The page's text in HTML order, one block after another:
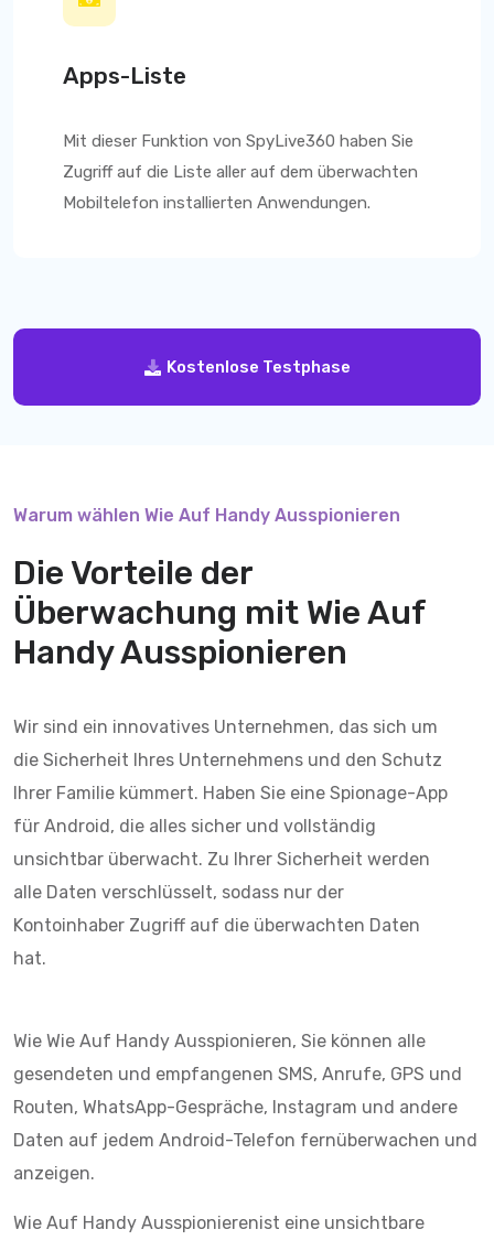
Apps-Liste
Mit dieser Funktion von SpyLive360 haben Sie
Zugriff auf die Liste aller auf dem überwachten
Mobiltelefon installierten Anwendungen.
Kostenlose Testphase
Warum wählen Wie Auf Handy Ausspionieren
Die Vorteile der
Überwachung mit Wie Auf
Handy Ausspionieren
Wir sind ein innovatives Unternehmen, das sich um
die Sicherheit Ihres Unternehmens und den Schutz
Ihrer Familie kümmert. Haben Sie eine Spionage-App
für Android, die alles sicher und vollständig
unsichtbar überwacht. Zu Ihrer Sicherheit werden
alle Daten verschlüsselt, sodass nur der
Kontoinhaber Zugriff auf die überwachten Daten
hat.
Wie Wie Auf Handy Ausspionieren, Sie können alle
gesendeten und empfangenen SMS, Anrufe, GPS und
Routen, WhatsApp-Gespräche, Instagram und andere
Daten auf jedem Android-Telefon fernüberwachen und
anzeigen.
Wie Auf Handy Ausspionierenist eine unsichtbare